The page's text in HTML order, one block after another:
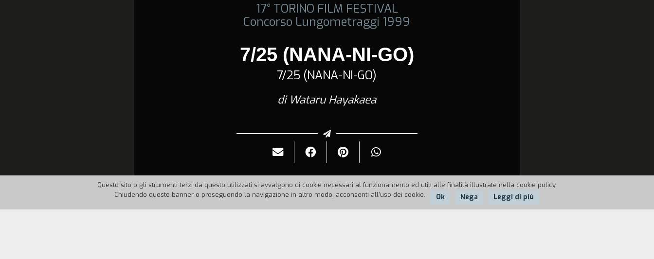
17° TORINO FILM FESTIVAL
Concorso Lungometraggi 1999
7/25 (NANA-NI-GO)
7/25 (NANA-NI-GO)
di Wataru Hayakaea
Questo sito o gli strumenti terzi da questo utilizzati si avvalgono di cookie necessari al funzionamento ed utili alle finalità illustrate nella cookie policy.
Chiudendo questo banner o proseguendo la navigazione in altro modo, acconsenti all'uso dei cookie.
Ok Nega Leggi di più